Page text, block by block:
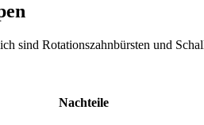
sind Rotationszahnbürsten und
Nachteile